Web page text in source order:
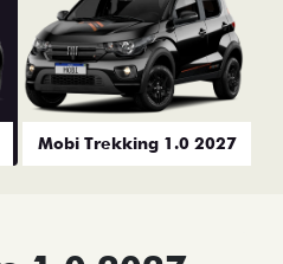
Mobi Trekking 1.0 2027